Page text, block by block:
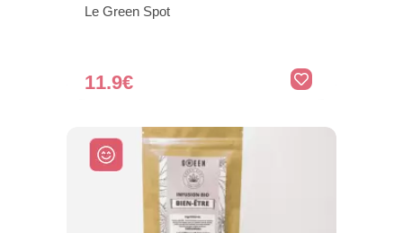
Le Green Spot
11.9€